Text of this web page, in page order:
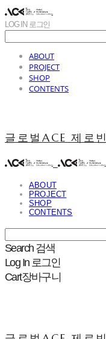
LOG IN 로그인
ABOUT
PROJECT
SHOP
CONTENTS
글로벌ACE 제로빈
ABOUT
PROJECT
SHOP
CONTENTS
Search 검색
Log In 로그인
Cart장바구니